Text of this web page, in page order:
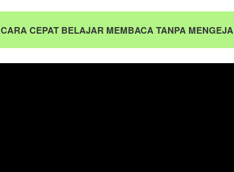
CARA CEPAT BELAJAR MEMBACA TANPA MENGEJA